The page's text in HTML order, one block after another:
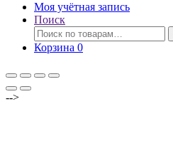
Моя учётная запись
Поиск
Искать:
Корзина 0
-->